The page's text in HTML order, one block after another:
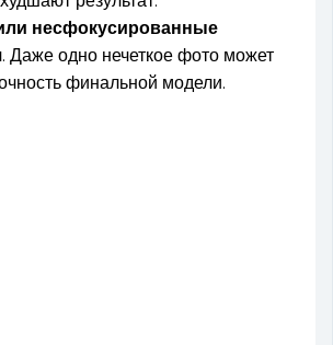
несфокусированные
. Даже одно нечеткое фото может
финальной модели.